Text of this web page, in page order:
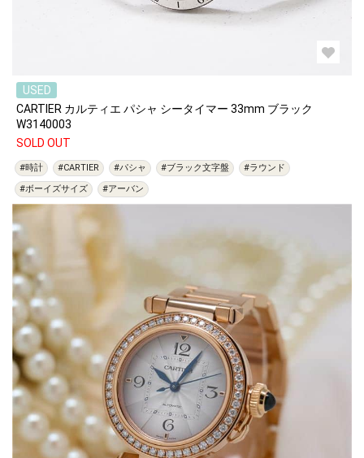
USED
CARTIER カルティエ パシャ シータイマー 33mm ブラック
W3140003
SOLD OUT
#時計 #CARTIER #パシャ #ブラック文字盤
#ラウンド
#ボーイズサイズ
#アーバン